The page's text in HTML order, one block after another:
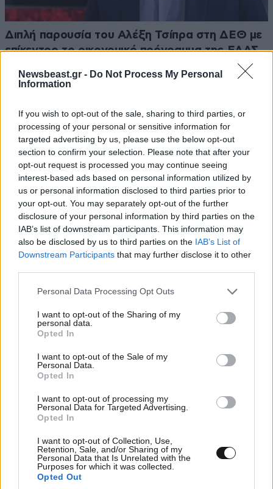
Newsbeast.gr - Do Not Process My Personal
Information
If you wish to opt-out of the sale, sharing to third parties, or
processing of your personal or sensitive information for
targeted advertising by us, please use the below opt-out
section to confirm your selection. Please note that after your
opt-out request is processed you may continue seeing
interest-based ads based on personal information utilized by
us or personal information disclosed to third parties prior to
your opt-out. You may separately opt-out of the further
disclosure of your personal information by third parties on the
IAB’s list of downstream participants. This information may
also be disclosed by us to third parties on the IAB’s List of
Downstream Participants that may further disclose it to other
Please note that this website/app uses one or more Google
not limited to your visit or usage behaviour. You may click to
grant or deny consent to Google and its third-party tags to
use your data for below specified purposes in below Google
consent section.
Personal Data Processing Opt Outs
I want to opt-out of the Sharing of my
personal data.
Opted In
I want to opt-out of the Sale of my
Personal Data.
Opted In
I want to opt-out of processing my
Personal Data for Targeted Advertising.
Opted In
I want to opt-out of Collection, Use,
Retention, Sale, and/or Sharing of my
Personal Data that Is Unrelated with the
Purposes for which it was collected.
Opted Out
Διπλή παρουσία του Αλέξη Τσίπρα στη ΔΕΘ με
επίκεντρο το οικονομικό πρόγραμμα της ΕΛΑΣ
Θεσμοθετήθηκε το Ειδικό Χωροταξικό Πλαίσιο